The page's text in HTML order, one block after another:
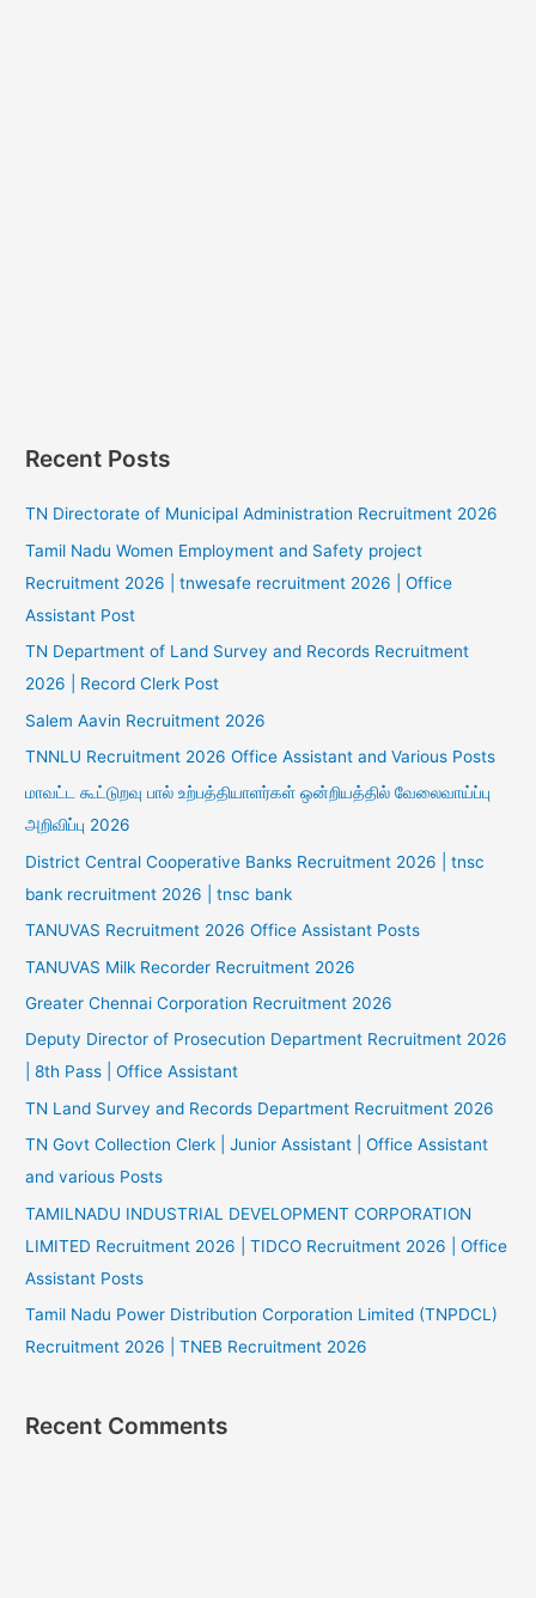
Recent Posts
TN Directorate of Municipal Administration Recruitment 2026
Tamil Nadu Women Employment and Safety project
Recruitment 2026 | tnwesafe recruitment 2026 | Office
Assistant Post
TN Department of Land Survey and Records Recruitment
2026 | Record Clerk Post
Salem Aavin Recruitment 2026
TNNLU Recruitment 2026 Office Assistant and Various Posts
மாவட்ட கூட்டுறவு பால் உற்பத்தியாளர்கள் ஒன்றியத்தில் வேலைவாய்ப்பு
அறிவிப்பு 2026
District Central Cooperative Banks Recruitment 2026 | tnsc
bank recruitment 2026 | tnsc bank
TANUVAS Recruitment 2026 Office Assistant Posts
TANUVAS Milk Recorder Recruitment 2026
Greater Chennai Corporation Recruitment 2026
Deputy Director of Prosecution Department Recruitment 2026
| 8th Pass | Office Assistant
TN Land Survey and Records Department Recruitment 2026
TN Govt Collection Clerk | Junior Assistant | Office Assistant
and various Posts
TAMILNADU INDUSTRIAL DEVELOPMENT CORPORATION
LIMITED Recruitment 2026 | TIDCO Recruitment 2026 | Office
Assistant Posts
Tamil Nadu Power Distribution Corporation Limited (TNPDCL)
Recruitment 2026 | TNEB Recruitment 2026
Recent Comments